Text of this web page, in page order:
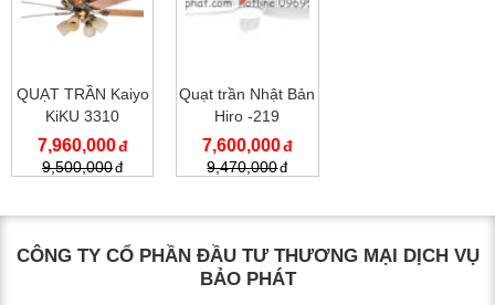
QUẠT TRẦN Kaiyo
KiKU 3310
7,960,000
9,500,000
Quạt trần Nhật Bản
Hiro -219
7,600,000
9,470,000
CÔNG TY CỔ PHẦN ĐẦU TƯ THƯƠNG MẠI DỊCH VỤ
BẢO PHÁT